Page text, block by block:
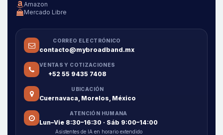
Amazon
Mercado Libre
CORREO ELECTRÓNICO
contacto@mybroadband.mx
VENTAS Y COTIZACIONES
+52 55 9435 7408
UBICACIÓN
Cuernavaca, Morelos, México
ATENCIÓN HUMANA
Lun–Vie 8:30–16:30 · Sáb 9:00–14:00
Asistentes de IA en horario extendido